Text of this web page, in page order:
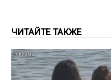
ЧИТАЙТЕ ТАКЖЕ